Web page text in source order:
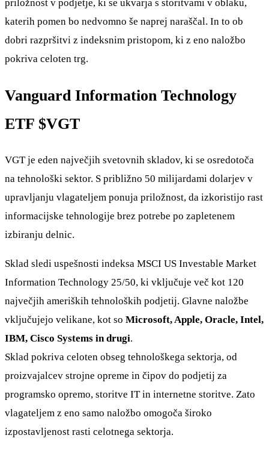
priložnost v podjetje, ki se ukvarja s storitvami v oblaku,
katerih pomen bo nedvomno še naprej naraščal. In to ob
dobri razpršitvi z indeksnim pristopom, ki z eno naložbo
pokriva celoten trg.
Vanguard Information Technology
ETF $VGT
VGT je eden največjih svetovnih skladov, ki se osredotoča
na tehnološki sektor. S približno 50 milijardami dolarjev v
upravljanju vlagateljem ponuja priložnost, da izkoristijo rast
informacijske tehnologije brez potrebe po zapletenem
izbiranju delnic.
Sklad sledi uspešnosti indeksa MSCI US Investable Market
Information Technology 25/50, ki vključuje več kot 120
največjih ameriških tehnoloških podjetij. Glavne naložbe
vključujejo velikane, kot so Microsoft, Apple, Oracle, Intel,
IBM, Cisco Systems in drugi.
Sklad pokriva celoten obseg tehnološkega sektorja, od
proizvajalcev strojne opreme in čipov do podjetij za
programsko opremo, storitve IT in internetne storitve. Zato
vlagateljem z eno samo naložbo omogoča široko
izpostavljenost rasti celotnega sektorja.